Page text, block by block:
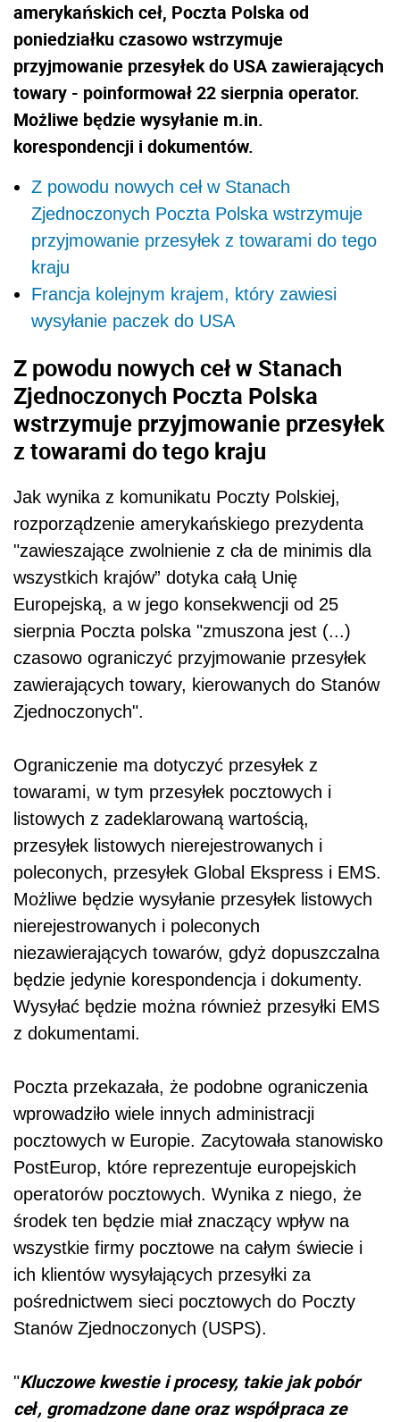
amerykańskich ceł, Poczta Polska od
poniedziałku czasowo wstrzymuje
przyjmowanie przesyłek do USA zawierających
towary - poinformował 22 sierpnia operator.
Możliwe będzie wysyłanie m.in.
korespondencji i dokumentów.
Z powodu nowych ceł w Stanach
Zjednoczonych Poczta Polska wstrzymuje
przyjmowanie przesyłek z towarami do tego
kraju
Francja kolejnym krajem, który zawiesi
wysyłanie paczek do USA
Z powodu nowych ceł w Stanach
Zjednoczonych Poczta Polska
wstrzymuje przyjmowanie przesyłek
z towarami do tego kraju
Jak wynika z komunikatu Poczty Polskiej,
rozporządzenie amerykańskiego prezydenta
"zawieszające zwolnienie z cła de minimis dla
wszystkich krajów” dotyka całą Unię
Europejską, a w jego konsekwencji od 25
sierpnia Poczta polska "zmuszona jest (...)
czasowo ograniczyć przyjmowanie przesyłek
zawierających towary, kierowanych do Stanów
Zjednoczonych".
Ograniczenie ma dotyczyć przesyłek z
towarami, w tym przesyłek pocztowych i
listowych z zadeklarowaną wartością,
przesyłek listowych nierejestrowanych i
poleconych, przesyłek Global Ekspress i EMS.
Możliwe będzie wysyłanie przesyłek listowych
nierejestrowanych i poleconych
niezawierających towarów, gdyż dopuszczalna
będzie jedynie korespondencja i dokumenty.
Wysyłać będzie można również przesyłki EMS
z dokumentami.
Poczta przekazała, że podobne ograniczenia
wprowadziło wiele innych administracji
pocztowych w Europie. Zacytowała stanowisko
PostEurop, które reprezentuje europejskich
operatorów pocztowych. Wynika z niego, że
środek ten będzie miał znaczący wpływ na
wszystkie firmy pocztowe na całym świecie i
ich klientów wysyłających przesyłki za
pośrednictwem sieci pocztowych do Poczty
Stanów Zjednoczonych (USPS).
"Kluczowe kwestie i procesy, takie jak pobór
ceł, gromadzone dane oraz współpraca ze